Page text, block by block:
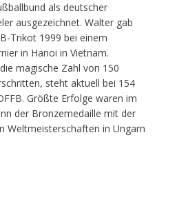
als deutscher
ausgezeichnet. Walter gab
Trikot 1999 bei einem
in Hanoi in Vietnam.
magische Zahl von 150
steht aktuell bei 154
Größte Erfolge waren im
der Bronzemedaille mit der
Weltmeisterschaften in Ungarn